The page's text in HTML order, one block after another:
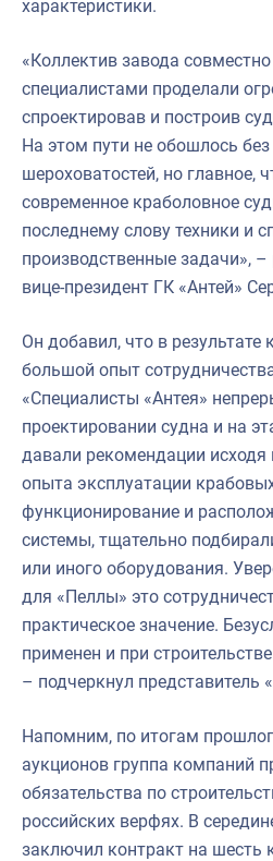
характеристики.
«Коллектив завода
специалистами проделали
спроектировав и построив
На этом пути не обошлось
шероховатостей, но главное,
современное краболовное
последнему слову техники и
производственные задачи»,
вице-президент ГК «Антей»
Он добавил, что в
большой опыт
«Специалисты «Антея»
проектировании судна и на
давали рекомендации исходя
опыта эксплуатации
функционирование и
системы, тщательно
или иного оборудования.
для «Пеллы» это
практическое значение.
применен и при
– подчеркнул представитель
Напомним, по итогам
аукционов группа компаний
обязательства по
российских верфях. В
заключил контракт на шесть